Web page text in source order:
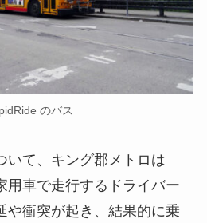
のバス
いて、キング郡メトロは
用車で走行するドライバー
や衝突が起き、結果的に乗